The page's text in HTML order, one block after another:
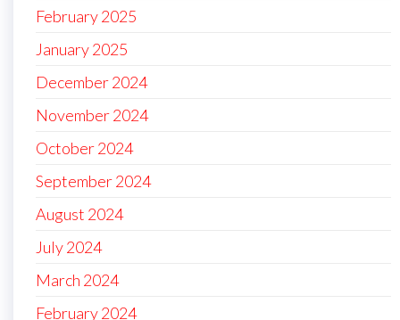
February 2025
January 2025
December 2024
November 2024
October 2024
September 2024
August 2024
July 2024
March 2024
February 2024